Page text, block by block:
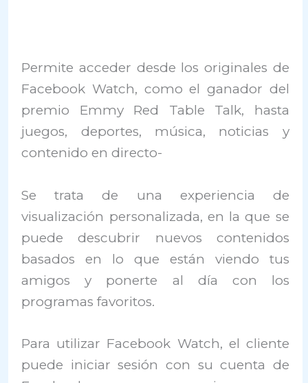
Permite acceder desde los originales de
Facebook Watch, como el ganador del
premio Emmy Red Table Talk, hasta
juegos, deportes, música, noticias y
contenido en directo-
Se trata de una experiencia de
visualización personalizada, en la que se
puede descubrir nuevos contenidos
basados en lo que están viendo tus
amigos y ponerte al día con los
programas favoritos.
Para utilizar Facebook Watch, el cliente
puede iniciar sesión con su cuenta de